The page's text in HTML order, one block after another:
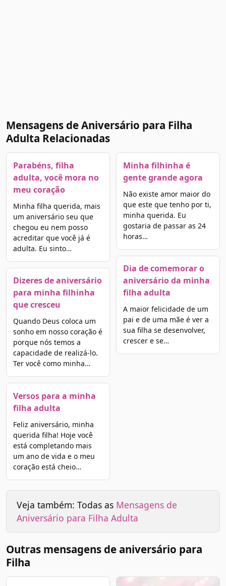
Mensagens de Aniversário para Filha
Adulta Relacionadas
Parabéns, filha
adulta, você mora no
meu coração
Minha filha querida, mais
um aniversário seu que
chegou eu nem posso
acreditar que você já é
adulta. Eu sinto…
Dizeres de aniversário
para minha filhinha
que cresceu
Quando Deus coloca um
sonho em nosso coração é
porque nós temos a
capacidade de realizá-lo.
Ter você como minha…
Versos para a minha
filha adulta
Feliz aniversário, minha
querida filha! Hoje você
está completando mais
um ano de vida e o meu
coração está cheio…
Minha filhinha é
gente grande agora
Não existe amor maior do
que este que tenho por ti,
minha querida. Eu
gostaria de passar as 24
horas…
Dia de comemorar o
aniversário da minha
filha adulta
A maior felicidade de um
pai e de uma mãe é ver a
sua filha se desenvolver,
crescer e se…
Veja também: Todas as Mensagens de
Aniversário para Filha Adulta
Outras mensagens de aniversário para
Filha